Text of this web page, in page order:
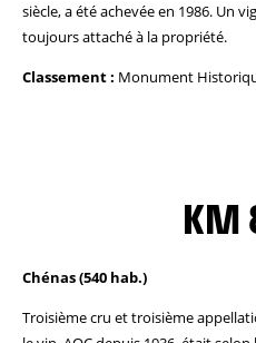
siècle, a été achevée en 1986. Un
toujours attaché à la propriété.
Classement : Monument
KM
Chénas (540 hab.)
Troisième cru et troisième